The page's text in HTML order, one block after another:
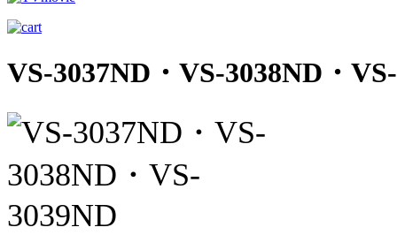
VS-3037ND・VS-3038ND・